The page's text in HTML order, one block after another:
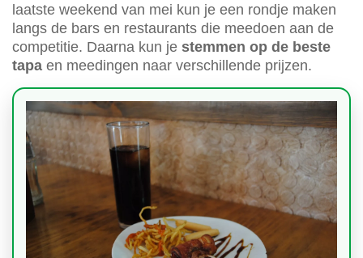
laatste weekend van mei kun je een rondje maken
langs de bars en restaurants die meedoen aan de
competitie. Daarna kun je stemmen op de beste
tapa en meedingen naar verschillende prijzen.